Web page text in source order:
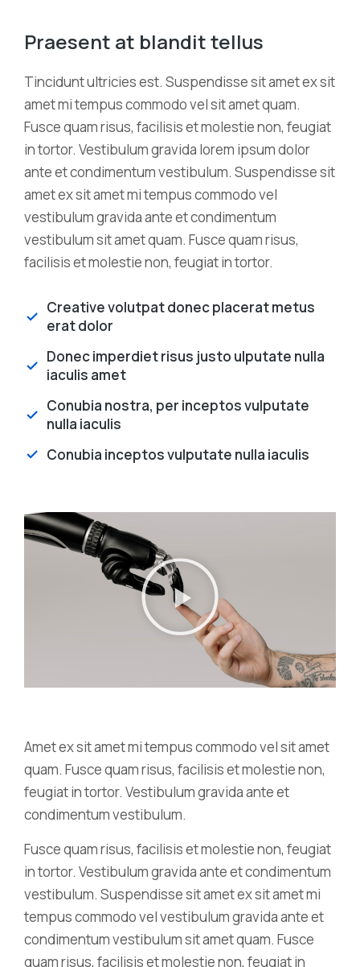
Praesent at blandit tellus
Tincidunt ultricies est. Suspendisse sit amet ex sit
amet mi tempus commodo vel sit amet quam.
Fusce quam risus, facilisis et molestie non, feugiat
in tortor. Vestibulum gravida lorem ipsum dolor
ante et condimentum vestibulum. Suspendisse sit
amet ex sit amet mi tempus commodo vel
vestibulum gravida ante et condimentum
vestibulum sit amet quam. Fusce quam risus,
facilisis et molestie non, feugiat in tortor.
Creative volutpat donec placerat metus
erat dolor
Donec imperdiet risus justo ulputate nulla
iaculis amet
Conubia nostra, per inceptos vulputate
nulla iaculis
Conubia inceptos vulputate nulla iaculis
Amet ex sit amet mi tempus commodo vel sit amet
quam. Fusce quam risus, facilisis et molestie non,
feugiat in tortor. Vestibulum gravida ante et
condimentum vestibulum.
Fusce quam risus, facilisis et molestie non, feugiat
in tortor. Vestibulum gravida ante et condimentum
vestibulum. Suspendisse sit amet ex sit amet mi
tempus commodo vel vestibulum gravida ante et
condimentum vestibulum sit amet quam. Fusce
quam risus, facilisis et molestie non, feugiat in